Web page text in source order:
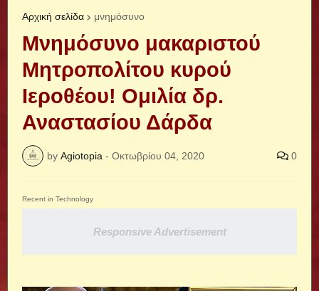
Αρχική σελίδα μνημόσυνο
Μνημόσυνο μακαριστού
Μητροπολίτου κυρού
Ιεροθέου! Ομιλία δρ.
Αναστασίου Δάρδα
by Agiotopia - Οκτωβρίου 04, 2020 0
Recent in Technology
Responsive Advertisement